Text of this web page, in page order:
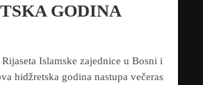
GODINA
Islamske zajednice u Bosni i
hidžretska godina nastupa večeras